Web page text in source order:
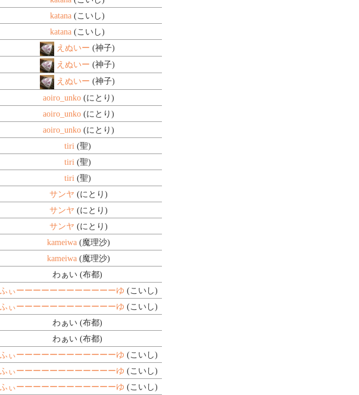
katana (こいし)
katana (こいし)
えぬいー (神子)
えぬいー (神子)
えぬいー (神子)
aoiro_unko (にとり)
aoiro_unko (にとり)
aoiro_unko (にとり)
tiri(聖)
tiri(聖)
tiri(聖)
サンヤ (にとり)
サンヤ (にとり)
サンヤ (にとり)
kameiwa (魔理沙)
kameiwa (魔理沙)
わぁい (布都)
ふぃーーーーーーーーーーーーゆ (こいし)
ふぃーーーーーーーーーーーーゆ (こいし)
わぁい (布都)
わぁい (布都)
ふぃーーーーーーーーーーーーゆ (こいし)
ふぃーーーーーーーーーーーーゆ (こいし)
ふぃーーーーーーーーーーーーゆ (こいし)